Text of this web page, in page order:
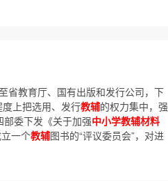
省教育厅、国有出版和发行公司，下
上把选用、发行教辅的权力集中，强
委下发《关于加强中小学教辅材料
一个教辅图书的“评议委员会”，对进